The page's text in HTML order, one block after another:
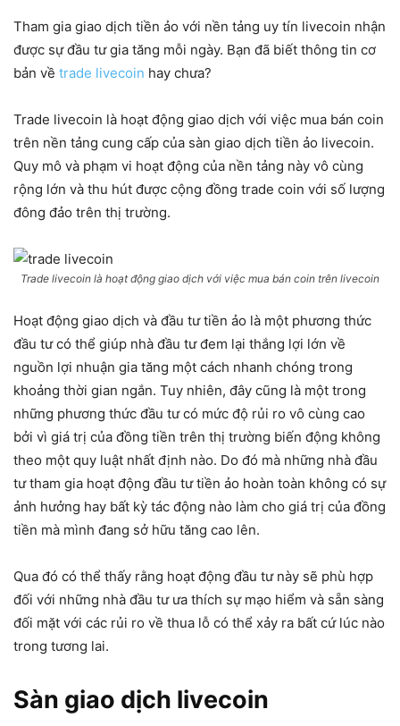
Tham gia giao dịch tiền ảo với nền tảng uy tín livecoin nhận
được sự đầu tư gia tăng mỗi ngày. Bạn đã biết thông tin cơ
bản về trade livecoin hay chưa?
Trade livecoin là hoạt động giao dịch với việc mua bán coin
trên nền tảng cung cấp của sàn giao dịch tiền ảo livecoin.
Quy mô và phạm vi hoạt động của nền tảng này vô cùng
rộng lớn và thu hút được cộng đồng trade coin với số lượng
đông đảo trên thị trường.
Trade livecoin là hoạt động giao dịch với việc mua bán coin trên livecoin
Hoạt động giao dịch và đầu tư tiền ảo là một phương thức
đầu tư có thể giúp nhà đầu tư đem lại thắng lợi lớn về
nguồn lợi nhuận gia tăng một cách nhanh chóng trong
khoảng thời gian ngắn. Tuy nhiên, đây cũng là một trong
những phương thức đầu tư có mức độ rủi ro vô cùng cao
bởi vì giá trị của đồng tiền trên thị trường biến động không
theo một quy luật nhất định nào. Do đó mà những nhà đầu
tư tham gia hoạt động đầu tư tiền ảo hoàn toàn không có sự
ảnh hưởng hay bất kỳ tác động nào làm cho giá trị của đồng
tiền mà mình đang sở hữu tăng cao lên.
Qua đó có thể thấy rằng hoạt động đầu tư này sẽ phù hợp
đối với những nhà đầu tư ưa thích sự mạo hiểm và sẵn sàng
đối mặt với các rủi ro về thua lỗ có thể xảy ra bất cứ lúc nào
trong tương lai.
Sàn giao dịch livecoin